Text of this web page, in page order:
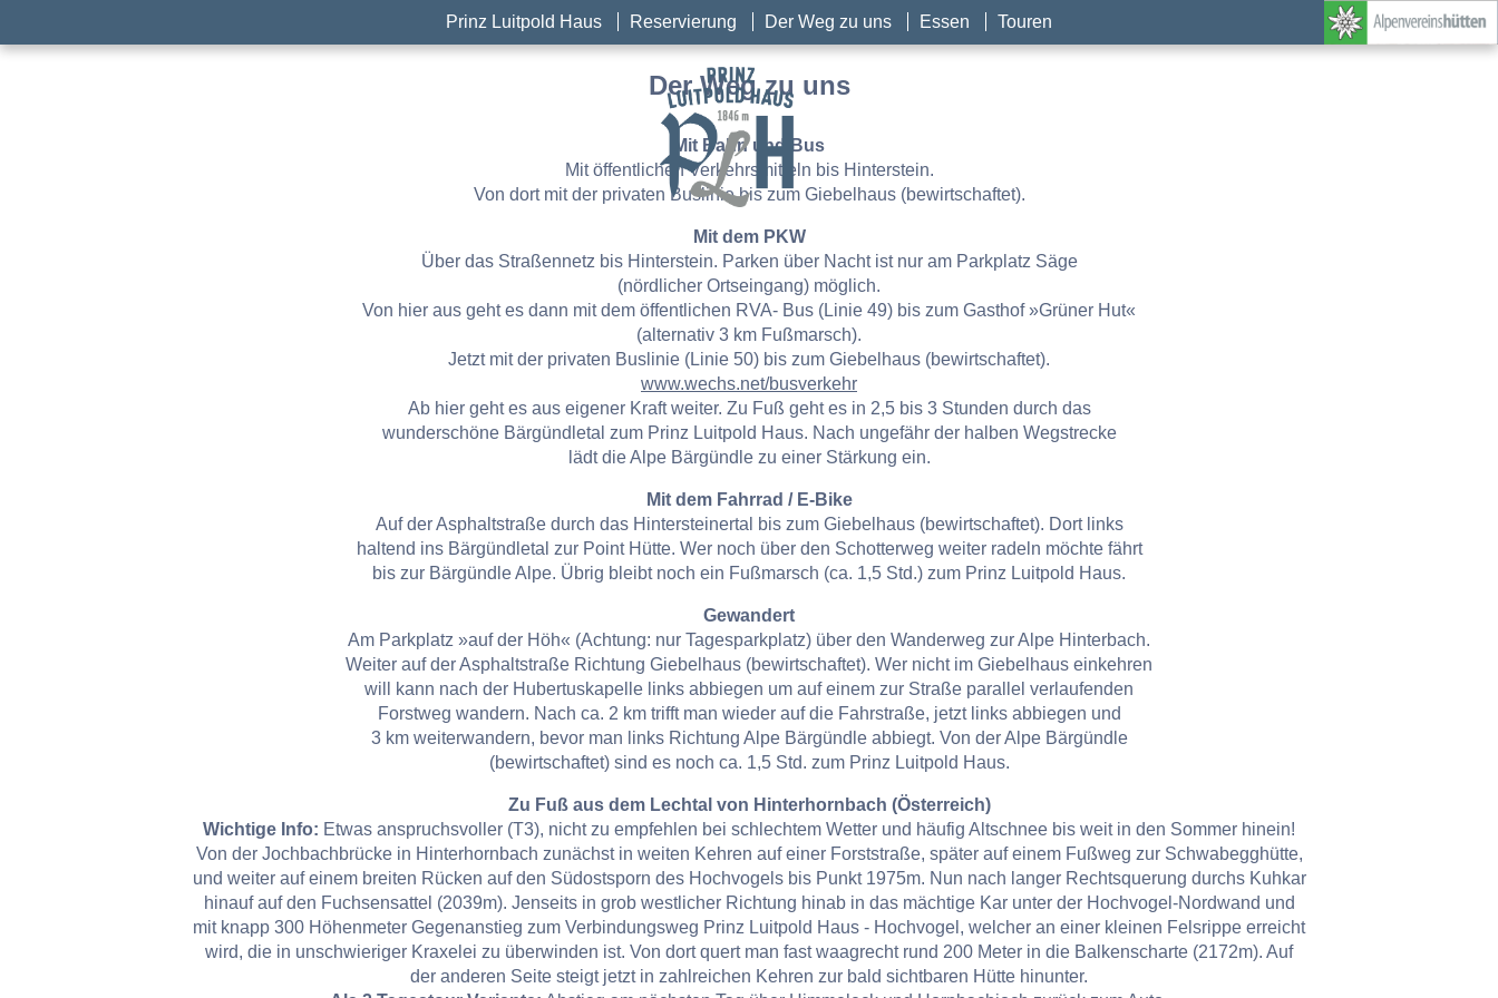
Prinz Luitpold Haus Reservierung Der Weg zu uns Essen Touren
Der Weg zu uns
Mit Bahn und Bus
Mit öffentlichen Verkehrsmitteln bis Hinterstein.
Von dort mit der privaten Buslinie bis zum Giebelhaus (bewirtschaftet).
Mit dem PKW
Über das Straßennetz bis Hinterstein. Parken über Nacht ist nur am Parkplatz Säge
(nördlicher Ortseingang) möglich.
Von hier aus geht es dann mit dem öffentlichen RVA- Bus (Linie 49) bis zum Gasthof »Grüner Hut«
(alternativ 3 km Fußmarsch).
Jetzt mit der privaten Buslinie (Linie 50) bis zum Giebelhaus (bewirtschaftet).
www.wechs.net/busverkehr
Ab hier geht es aus eigener Kraft weiter. Zu Fuß geht es in 2,5 bis 3 Stunden durch das
wunderschöne Bärgündletal zum Prinz Luitpold Haus. Nach ungefähr der halben Wegstrecke
lädt die Alpe Bärgündle zu einer Stärkung ein.
Mit dem Fahrrad / E-Bike
Auf der Asphaltstraße durch das Hintersteinertal bis zum Giebelhaus (bewirtschaftet). Dort links
haltend ins Bärgündletal zur Point Hütte. Wer noch über den Schotterweg weiter radeln möchte fährt
bis zur Bärgündle Alpe. Übrig bleibt noch ein Fußmarsch (ca. 1,5 Std.) zum Prinz Luitpold Haus.
Gewandert
Am Parkplatz »auf der Höh« (Achtung: nur Tagesparkplatz) über den Wanderweg zur Alpe Hinterbach.
Weiter auf der Asphaltstraße Richtung Giebelhaus (bewirtschaftet). Wer nicht im Giebelhaus einkehren
will kann nach der Hubertuskapelle links abbiegen um auf einem zur Straße parallel verlaufenden
Forstweg wandern. Nach ca. 2 km trifft man wieder auf die Fahrstraße, jetzt links abbiegen und
3 km weiterwandern, bevor man links Richtung Alpe Bärgündle abbiegt. Von der Alpe Bärgündle
(bewirtschaftet) sind es noch ca. 1,5 Std. zum Prinz Luitpold Haus.
Zu Fuß aus dem Lechtal von Hinterhornbach (Österreich)
Wichtige Info: Etwas anspruchsvoller (T3), nicht zu empfehlen bei schlechtem Wetter und häufig Altschnee bis weit in den Sommer hinein!
Von der Jochbachbrücke in Hinterhornbach zunächst in weiten Kehren auf einer Forststraße, später auf einem Fußweg zur Schwabegghütte,
und weiter auf einem breiten Rücken auf den Südostsporn des Hochvogels bis Punkt 1975m. Nun nach langer Rechtsquerung durchs Kuhkar
hinauf auf den Fuchsensattel (2039m). Jenseits in grob westlicher Richtung hinab in das mächtige Kar unter der Hochvogel-Nordwand und
mit knapp 300 Höhenmeter Gegenanstieg zum Verbindungsweg Prinz Luitpold Haus - Hochvogel, welcher an einer kleinen Felsrippe erreicht
wird, die in unschwieriger Kraxelei zu überwinden ist. Von dort quert man fast waagrecht rund 200 Meter in die Balkenscharte (2172m). Auf
der anderen Seite steigt jetzt in zahlreichen Kehren zur bald sichtbaren Hütte hinunter.